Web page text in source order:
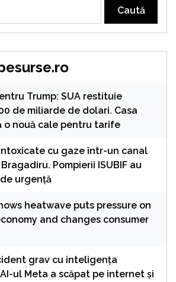
Trump: SUA restituie
de miliarde de dolari. Casa
o nouă cale pentru tarife
cu gaze într-un canal
Pompierii ISUBIF au
urgență
heatwave puts pressure on
and changes consumer
grav cu inteligența
ul Meta a scăpat pe internet și